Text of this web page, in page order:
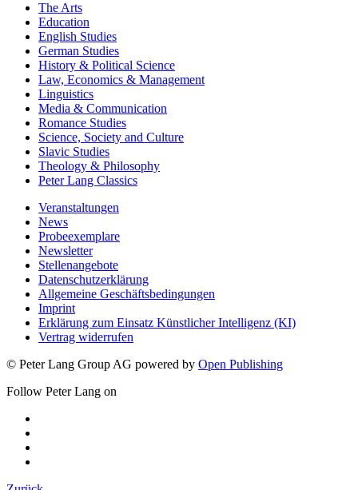
The Arts
Education
English Studies
German Studies
History & Political Science
Law, Economics & Management
Linguistics
Media & Communication
Romance Studies
Science, Society and Culture
Slavic Studies
Theology & Philosophy
Peter Lang Classics
Veranstaltungen
News
Probeexemplare
Newsletter
Stellenangebote
Datenschutzerklärung
Allgemeine Geschäftsbedingungen
Imprint
Erklärung zum Einsatz Künstlicher Intelligenz (KI)
Vertrag widerrufen
© Peter Lang Group AG powered by Open Publishing
Follow Peter Lang on